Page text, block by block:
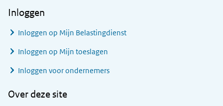
Inloggen
Inloggen op Mijn Belastingdienst
Inloggen op Mijn toeslagen
Inloggen voor ondernemers
Over deze site